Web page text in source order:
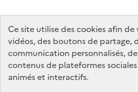
Ce site utilise des cookies afin
vidéos, des boutons de partage,
communication personnalisés,
contenus de plateformes
animés et interactifs.
legifrance.gouv.fr
info.gouv.fr
service-public.gouv.fr